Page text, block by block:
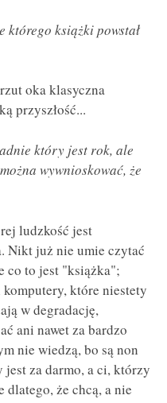
którego książki powstał
oka klasyczna
przyszłość...
który jest rok, ale
wywnioskować, że
ludzkość jest
Nikt już nie umie czytać
co to jest "książka";
które niestety
w degradację,
ani nawet za bardzo
nie wiedzą, bo są non
jest za darmo, a ci, którzy
dlatego, że chcą, a nie